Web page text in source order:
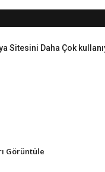
Sitesini Daha Çok
Görüntüle